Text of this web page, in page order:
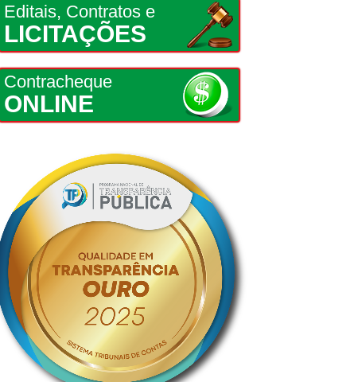
Editais, Contratos e
LICITAÇÕES
Contracheque
ONLINE